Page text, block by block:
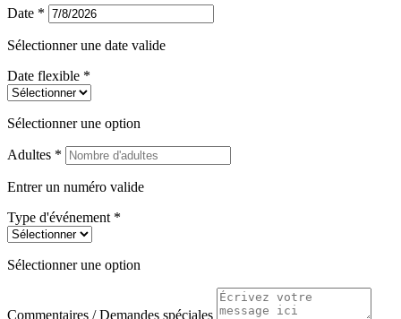
Date *
Sélectionner une date valide
Date flexible *
Sélectionner une option
Adultes *
Entrer un numéro valide
Type d'événement *
Sélectionner une option
Commentaires / Demandes spéciales